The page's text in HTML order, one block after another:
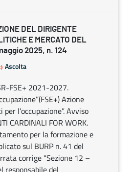
DEL DIRIGENTE
E MERCATO DEL
2025, n. 124
Ascolta
FSE+ 2021-2027.
Azione
l’occupazione”. Avviso
CARDINALI FOR WORK.
per la formazione e
sul BURP n. 41 del
corrige “Sezione 12 –
responsabile del